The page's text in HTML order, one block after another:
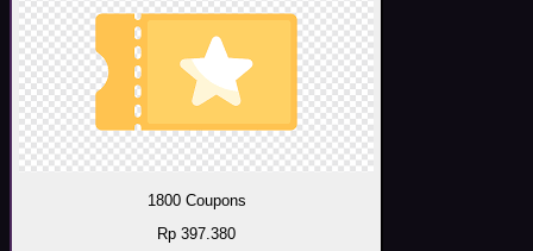
1800 Coupons
Rp 397.380